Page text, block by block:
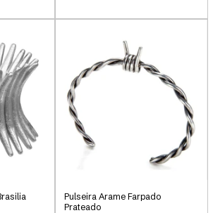
Pulseira Arame Farpado
Prateado